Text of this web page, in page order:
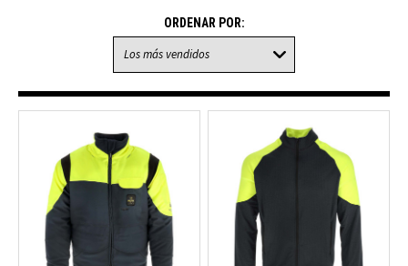
ORDENAR POR: